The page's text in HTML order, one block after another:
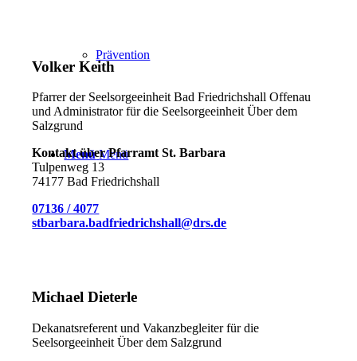
Prävention
Menü Menü
Volker Keith
Pfarrer der Seelsorgeeinheit Bad Friedrichshall Offenau
und Administrator für die Seelsorgeeinheit Über dem
Salzgrund
Kontakt über Pfarramt St. Barbara
Tulpenweg 13
74177 Bad Friedrichshall
07136 / 4077
stbarbara.badfriedrichshall@drs.de
Michael Dieterle
Dekanatsreferent und Vakanzbegleiter für die
Seelsorgeeinheit Über dem Salzgrund